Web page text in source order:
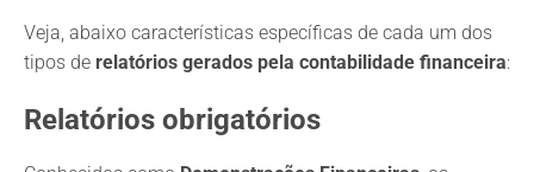
Veja, abaixo características específicas de cada um dos
tipos de relatórios gerados pela contabilidade financeira:
Relatórios obrigatórios